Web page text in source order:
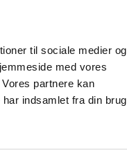
til sociale medier og
med vores
partnere kan
indsamlet fra din brug
Kontakt Udgivelser
af
Medicinsk